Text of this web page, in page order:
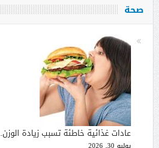
صحة
عادات غذائية خاطئة تسبب زيادة
يوليو 30, 2026